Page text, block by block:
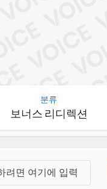
분류
보너스 리디렉션